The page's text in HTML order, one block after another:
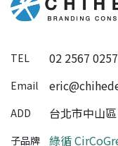
TEL 02 2567 0257
Email
ADD 台北市中山
子品牌 綠循